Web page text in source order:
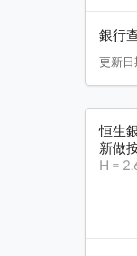
銀行
更新
恒生
新做
H =